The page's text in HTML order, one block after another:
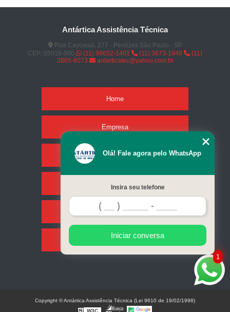
Antártica Assistência Técnica
Rua Cayowaá, 277 - Perdizes São Paulo - SP
CEP: 05018-000
(11) 99652-1401 (11) 3673-1948
(11)
3865-6073
antarticatec@yahoo.com.br
Home
Empresa
Missão
Serviços
Contato
Mapa do site
1
Olá! Fale agora pelo WhatsApp
Insira seu telefone
Iniciar conversa
Copyright © Antártica Assistência Técnica (Lei 9610 de 19/02/1998)